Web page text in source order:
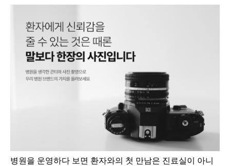
병원을 운영하다 보면 환자와의 첫 만남은 진료실이 아니